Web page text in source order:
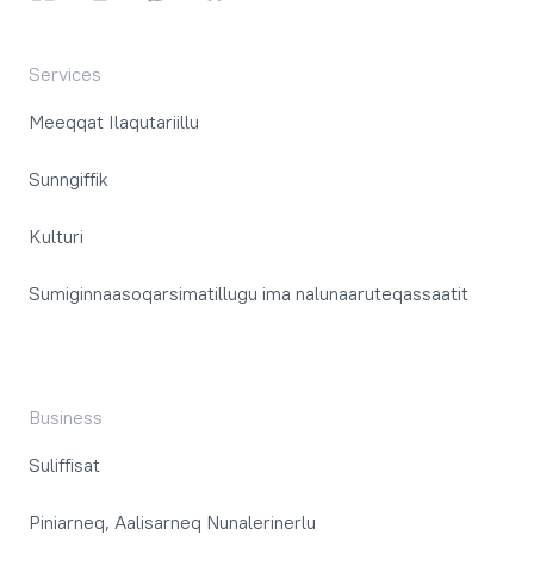
Services
Meeqqat Ilaqutariillu
Sunngiffik
Kulturi
Sumiginnaasoqarsimatillugu ima nalunaaruteqassaatit
Business
Suliffisat
Piniarneq, Aalisarneq Nunalerinerlu